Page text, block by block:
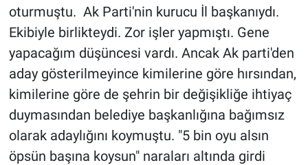
oturmuştu. Ak Parti'nin kurucu İl başkanıydı.
Ekibiyle birlikteydi. Zor işler yapmıştı. Gene
yapacağım düşüncesi vardı. Ancak Ak parti'den
aday gösterilmeyince kimilerine göre hırsından,
kimilerine göre de şehrin bir değişikliğe ihtiyaç
duymasından belediye başkanlığına bağımsız
olarak adaylığını koymuştu. "5 bin oyu alsın
öpsün başına koysun" naraları altında girdi